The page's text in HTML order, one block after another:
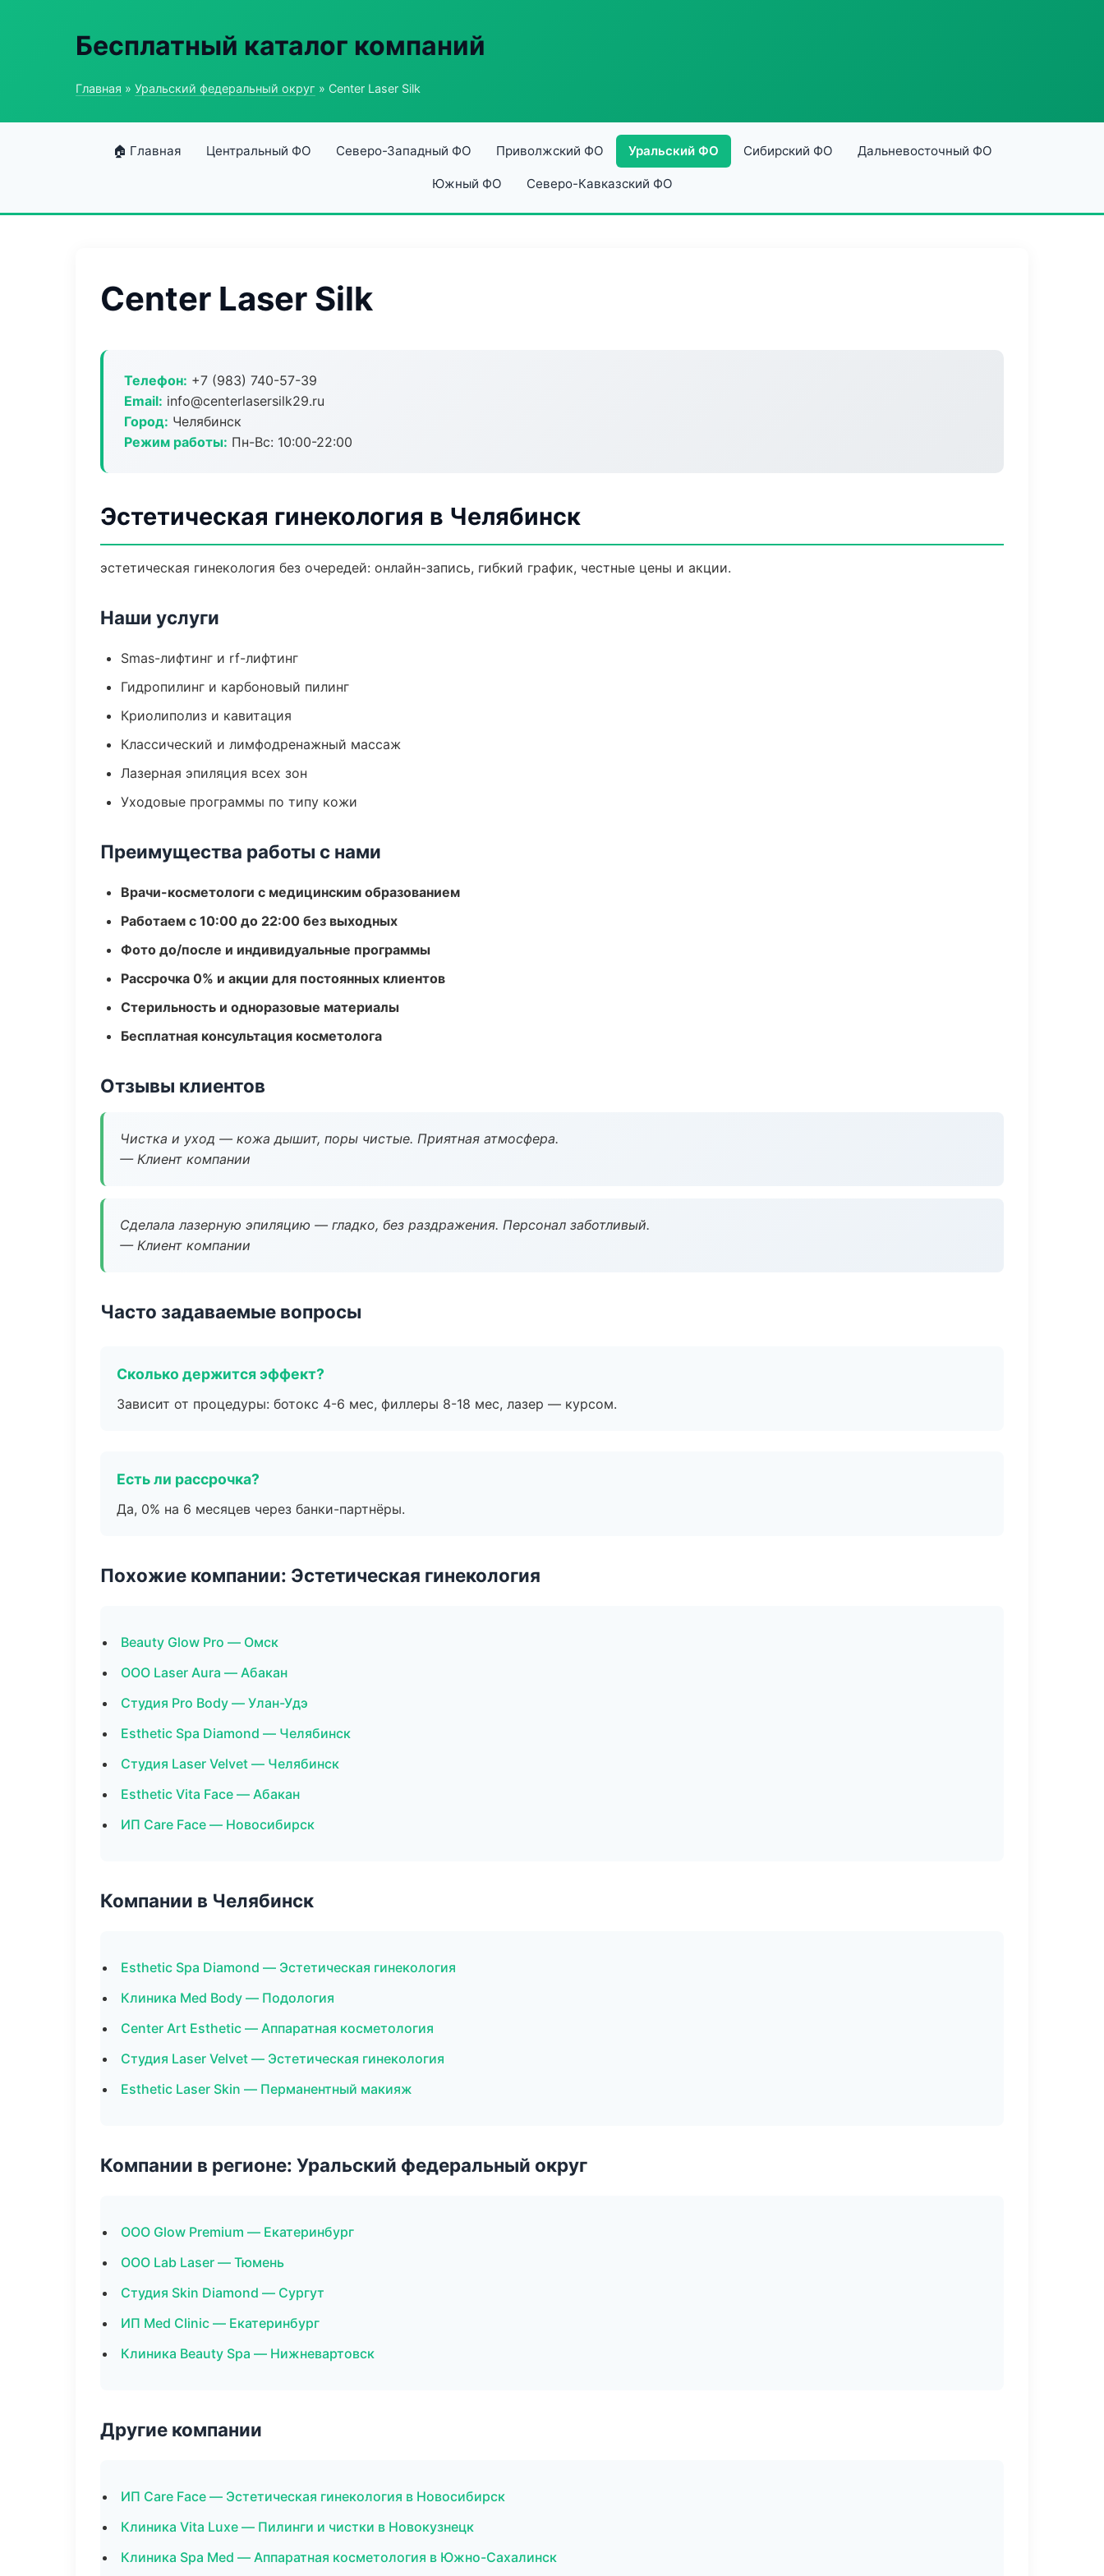
Бесплатный каталог компаний
Главная » Уральский федеральный округ » Center Laser Silk
🏠 Главная Центральный ФО Северо-Западный ФО Приволжский ФО Уральский ФО Сибирский ФО Дальневосточный ФО
Южный ФО Северо-Кавказский ФО
Center Laser Silk
Телефон: +7 (983) 740-57-39
Email: info@centerlasersilk29.ru
Город: Челябинск
Режим работы: Пн-Вс: 10:00-22:00
Эстетическая гинекология в Челябинск
эстетическая гинекология без очередей: онлайн-запись, гибкий график, честные цены и акции.
Наши услуги
Smas-лифтинг и rf-лифтинг
Гидропилинг и карбоновый пилинг
Криолиполиз и кавитация
Классический и лимфодренажный массаж
Лазерная эпиляция всех зон
Уходовые программы по типу кожи
Преимущества работы с нами
Врачи-косметологи с медицинским образованием
Работаем с 10:00 до 22:00 без выходных
Фото до/после и индивидуальные программы
Рассрочка 0% и акции для постоянных клиентов
Стерильность и одноразовые материалы
Бесплатная консультация косметолога
Отзывы клиентов
Чистка и уход — кожа дышит, поры чистые. Приятная атмосфера.
— Клиент компании
Сделала лазерную эпиляцию — гладко, без раздражения. Персонал заботливый.
— Клиент компании
Часто задаваемые вопросы
Сколько держится эффект?
Зависит от процедуры: ботокс 4-6 мес, филлеры 8-18 мес, лазер — курсом.
Есть ли рассрочка?
Да, 0% на 6 месяцев через банки-партнёры.
Похожие компании: Эстетическая гинекология
Beauty Glow Pro — Омск
ООО Laser Aura — Абакан
Студия Pro Body — Улан-Удэ
Esthetic Spa Diamond — Челябинск
Студия Laser Velvet — Челябинск
Esthetic Vita Face — Абакан
ИП Care Face — Новосибирск
Компании в Челябинск
Esthetic Spa Diamond — Эстетическая гинекология
Клиника Med Body — Подология
Center Art Esthetic — Аппаратная косметология
Студия Laser Velvet — Эстетическая гинекология
Esthetic Laser Skin — Перманентный макияж
Компании в регионе: Уральский федеральный округ
ООО Glow Premium — Екатеринбург
ООО Lab Laser — Тюмень
Студия Skin Diamond — Сургут
ИП Med Clinic — Екатеринбург
Клиника Beauty Spa — Нижневартовск
Другие компании
ИП Care Face — Эстетическая гинекология в Новосибирск
Клиника Vita Luxe — Пилинги и чистки в Новокузнецк
Клиника Spa Med — Аппаратная косметология в Южно-Сахалинск